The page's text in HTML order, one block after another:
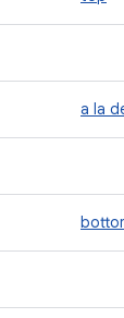
a la